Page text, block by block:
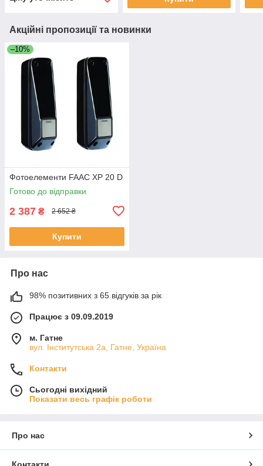
Акційні пропозиції та новинки
–10%
Фотоелементи FAAC XP 20 D
Готово до відправки
2 387 ₴ 2 652 ₴
Купити
Про нас
98% позитивних з 65 відгуків за рік
Працює з 09.09.2019
м. Гатне
вул. Інститутська 2а, Гатне, Україна
Контакти
Сьогодні вихідний
Показати весь графік роботи
Про нас